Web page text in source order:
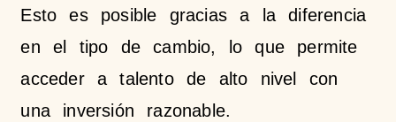
Esto es posible gracias a la diferencia
en el tipo de cambio, lo que permite
acceder a talento de alto nivel con
una inversión razonable.